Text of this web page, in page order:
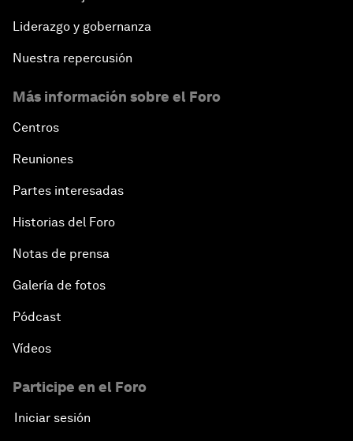
Liderazgo y gobernanza
Nuestra repercusión
Más información sobre el Foro
Centros
Reuniones
Partes interesadas
Historias del Foro
Notas de prensa
Galería de fotos
Pódcast
Vídeos
Participe en el Foro
Iniciar sesión